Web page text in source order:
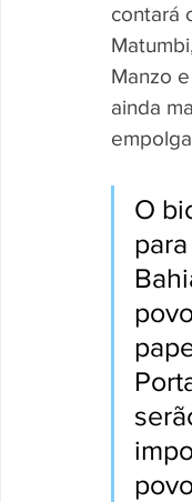
contará
Manzo
ainda
O